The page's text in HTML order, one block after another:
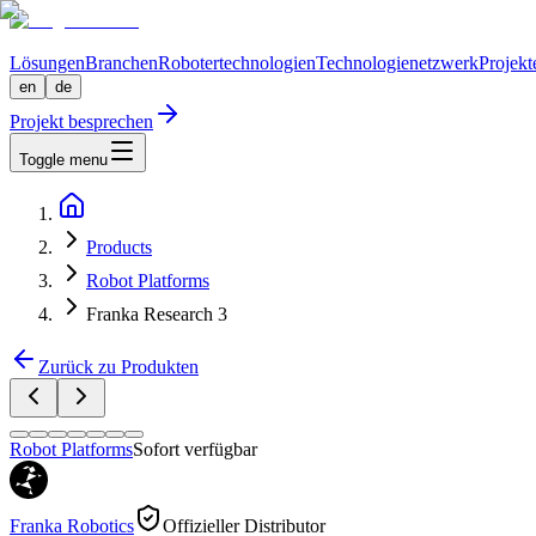
LösungenBranchenRobotertechnologienTechnologienetzwerk
en de
Projekt besprechen
Toggle menu
Products
Robot Platforms
Franka Research 3
Zurück zu Produkten
Robot PlatformsSofort verfügbar
Franka Robotics Offizieller Distributor